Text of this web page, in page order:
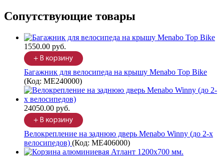
Сопутствующие товары
1550.00 руб.
Багажник для велосипеда на крышу Menabo Top Bike
(Код: ME240000)
24050.00 руб.
Велокрепление на заднюю дверь Menabo Winny (до 2-х
велосипедов) (Код: ME406000)